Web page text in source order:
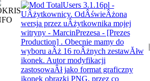
|